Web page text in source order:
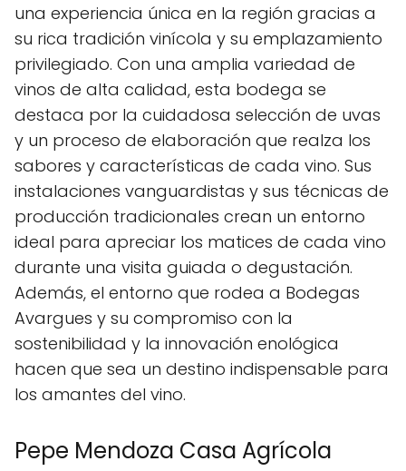
una experiencia única en la región gracias a
su rica tradición vinícola y su emplazamiento
privilegiado. Con una amplia variedad de
vinos de alta calidad, esta bodega se
destaca por la cuidadosa selección de uvas
y un proceso de elaboración que realza los
sabores y características de cada vino. Sus
instalaciones vanguardistas y sus técnicas de
producción tradicionales crean un entorno
ideal para apreciar los matices de cada vino
durante una visita guiada o degustación.
Además, el entorno que rodea a Bodegas
Avargues y su compromiso con la
sostenibilidad y la innovación enológica
hacen que sea un destino indispensable para
los amantes del vino.
Pepe Mendoza Casa Agrícola